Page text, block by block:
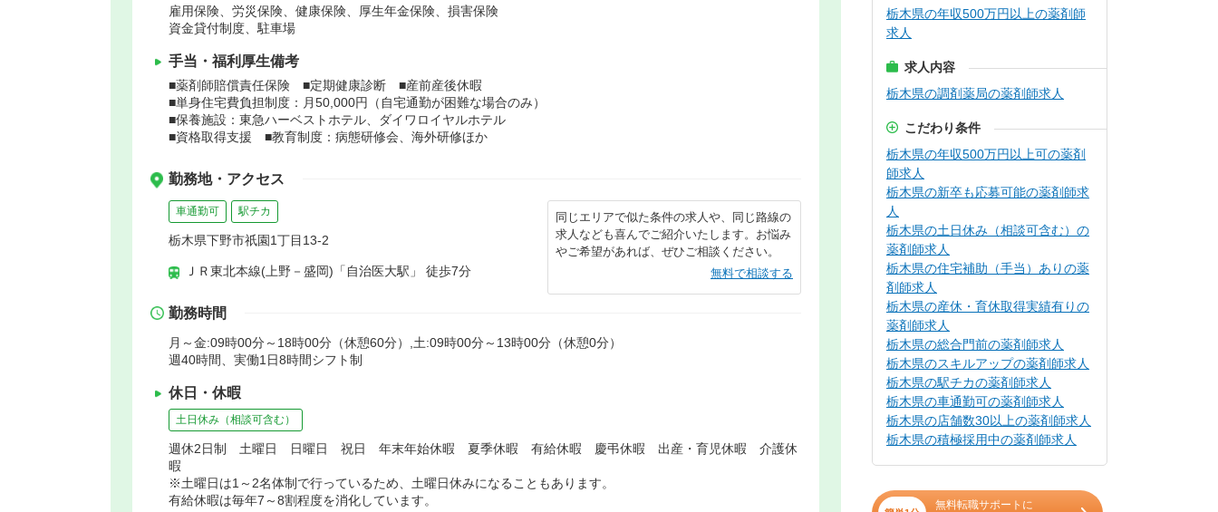
雇用保険、労災保険、健康保険、厚生年金保険、損害保険
資金貸付制度、駐車場
手当・福利厚生備考
■薬剤師賠償責任保険 ■定期健康診断 ■産前産後休暇
■単身住宅費負担制度：月50,000円（自宅通勤が困難な場合のみ）
■保養施設：東急ハーベストホテル、ダイワロイヤルホテル
■資格取得支援 ■教育制度：病態研修会、海外研修ほか
勤務地・アクセス
車通勤可 駅チカ
栃木県下野市祇園1丁目13-2
ＪＲ東北本線(上野－盛岡)「自治医大駅」 徒歩7分
同じエリアで似た条件の求人や、同じ路線の
求人なども喜んでご紹介いたします。お悩み
やご希望があれば、ぜひご相談ください。
無料で相談する
勤務時間
月～金:09時00分～18時00分（休憩60分）,土:09時00分～13時00分（休憩0分）
週40時間、実働1日8時間シフト制
休日・休暇
土日休み（相談可含む）
週休2日制 土曜日 日曜日 祝日 年末年始休暇 夏季休暇 有給休暇 慶弔休暇 出産・育児休暇 介護休
暇
※土曜日は1～2名体制で行っているため、土曜日休みになることもあります。
有給休暇は毎年7～8割程度を消化しています。
栃木県の年収500万円以上の薬剤師
求人
求人内容
栃木県の調剤薬局の薬剤師求人
こだわり条件
栃木県の年収500万円以上可の薬剤
師求人
栃木県の新卒も応募可能の薬剤師求
人
栃木県の土日休み（相談可含む）の
薬剤師求人
栃木県の住宅補助（手当）ありの薬
剤師求人
栃木県の産休・育休取得実績有りの
薬剤師求人
栃木県の総合門前の薬剤師求人
栃木県のスキルアップの薬剤師求人
栃木県の駅チカの薬剤師求人
栃木県の車通勤可の薬剤師求人
栃木県の店舗数30以上の薬剤師求人
栃木県の積極採用中の薬剤師求人
無料転職サポートに